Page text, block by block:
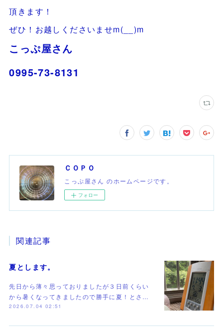
頂きます！
ぜひ！お越しくださいませm(__)m
こっぷ屋さん
0995-73-8131
ＣＯＰＯ
こっぷ屋さん のホームページです。
フォロー
関連記事
夏とします。
先日から薄々思っておりましたが３日前くらい
から暑くなってきましたので勝手に夏！とさ…
2026.07.04 02:51